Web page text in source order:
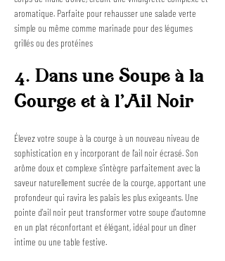
aromatique. Parfaite pour rehausser une salade verte
simple ou même comme marinade pour des légumes
grillés ou des protéines
4. Dans une Soupe à la
Courge et à l'Ail Noir
Élevez votre soupe à la courge à un nouveau niveau de
sophistication en y incorporant de l'ail noir écrasé. Son
arôme doux et complexe s'intègre parfaitement avec la
saveur naturellement sucrée de la courge, apportant une
profondeur qui ravira les palais les plus exigeants. Une
pointe d'ail noir peut transformer votre soupe d'automne
en un plat réconfortant et élégant, idéal pour un dîner
intime ou une table festive.